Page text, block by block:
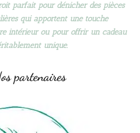
parfait pour dénicher des pièces
qui apportent une touche
intérieur ou pour offrir un cadeau
unique.
partenaires